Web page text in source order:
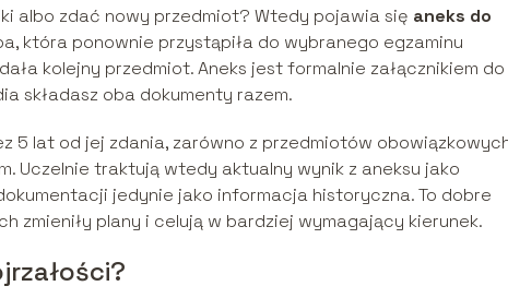
albo zdać nowy przedmiot? Wtedy pojawia się aneks do
która ponownie przystąpiła do wybranego egzaminu
kolejny przedmiot. Aneks jest formalnie załącznikiem do
składasz oba dokumenty razem.
5 lat od jej zdania, zarówno z przedmiotów
Uczelnie traktują wtedy aktualny wynik z aneksu jako
jedynie jako informacja historyczna. To dobre
zmieniły plany i celują w bardziej wymagający kierunek.